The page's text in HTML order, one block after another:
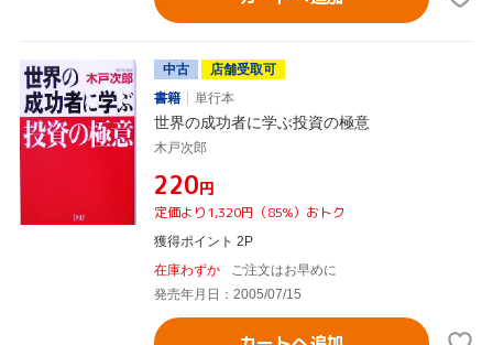
中古
店舗受取可
書籍
単行本
世界の成功者に学ぶ投資の極意
木戸次郎
¥220円
定価より1,320円（85%）おトク
獲得ポイント 2P
在庫わずか
ご注文はお早めに
発売年月日：2005/07/15